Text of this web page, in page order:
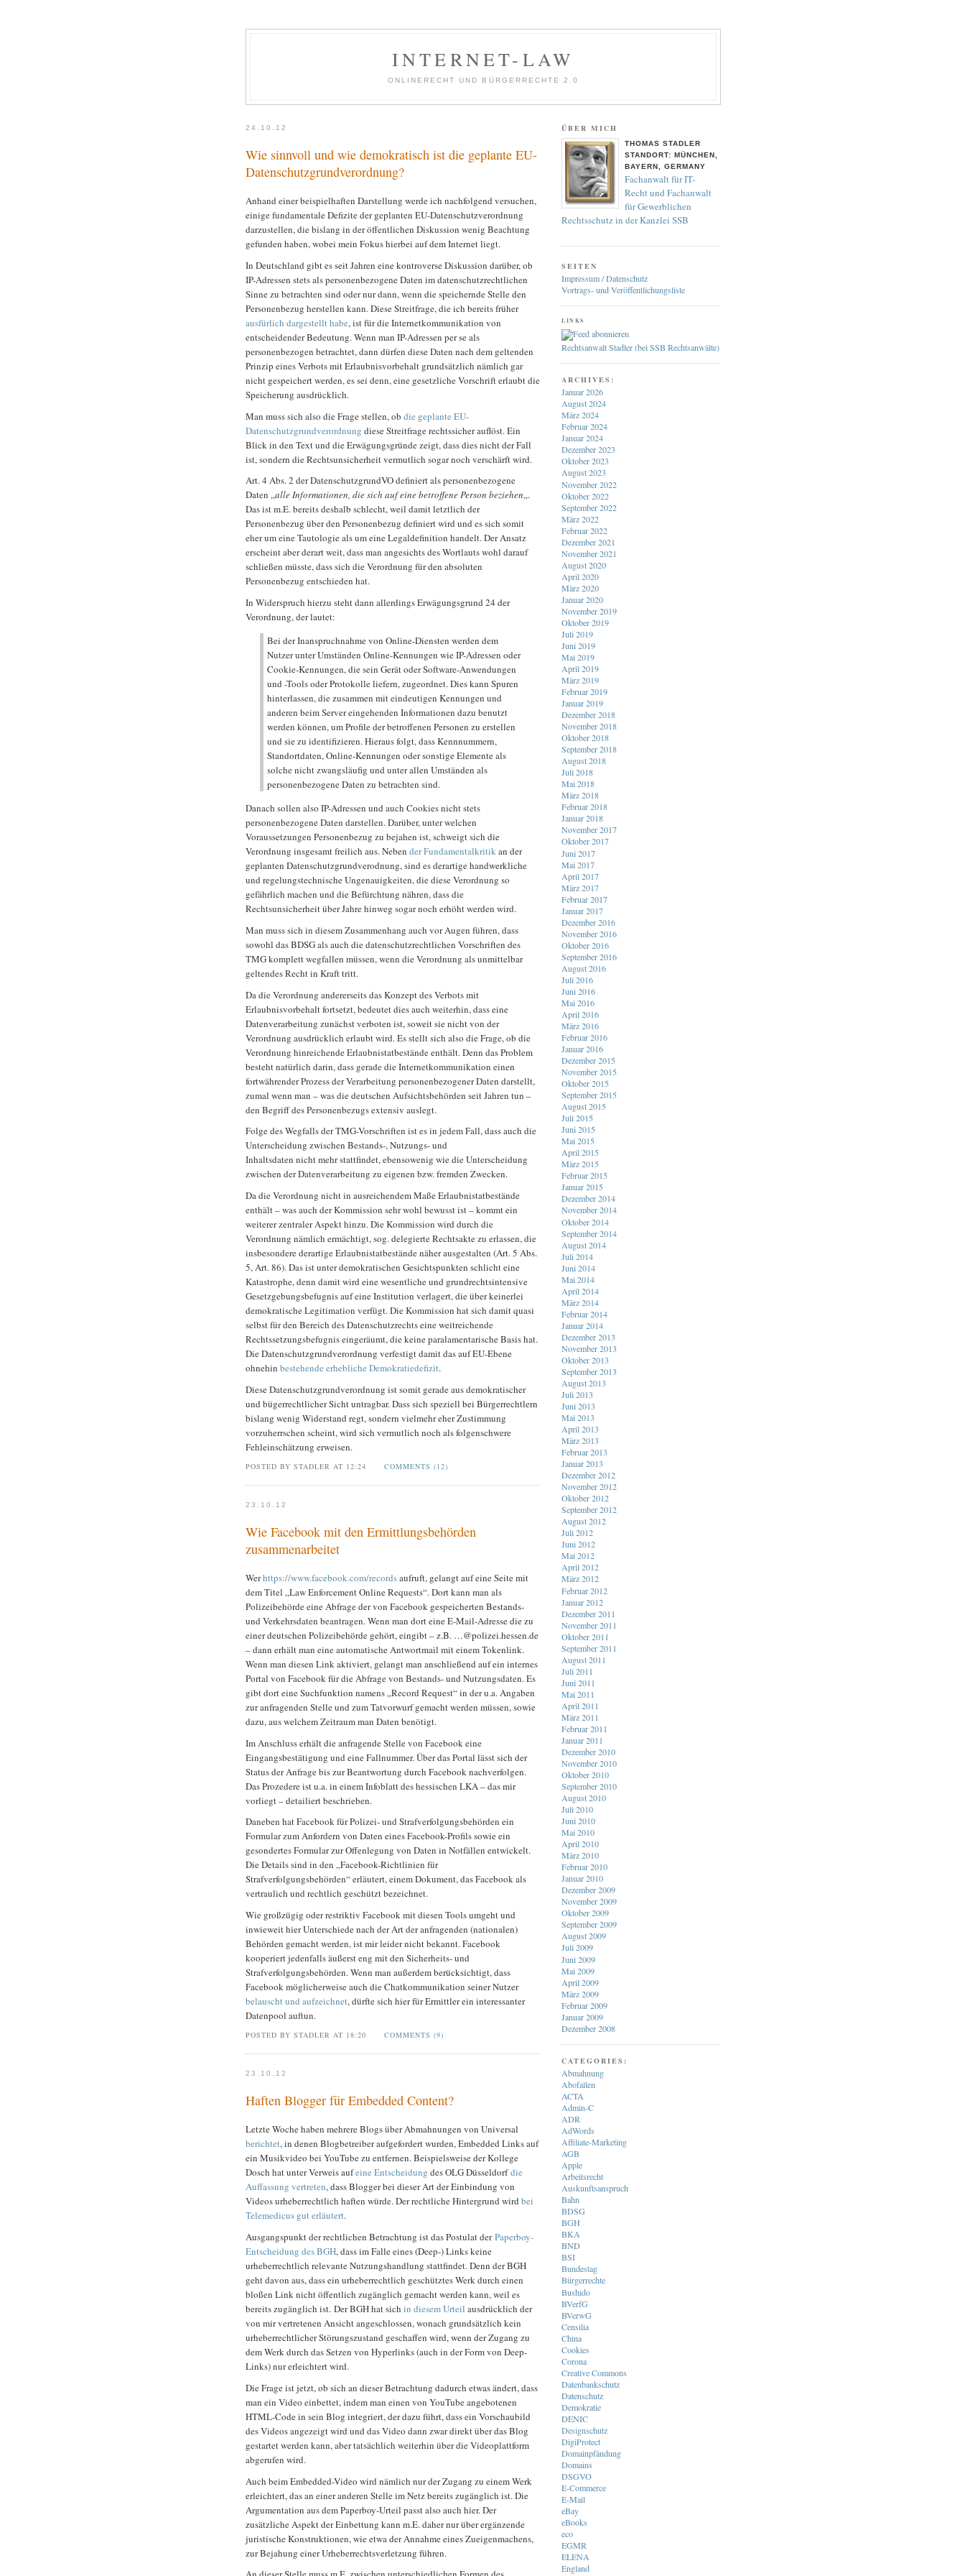
INTERNET-LAW
ONLINERECHT UND BÜRGERRECHTE 2.0
24.10.12
Wie sinnvoll und wie demokratisch ist die geplante EU-
Datenschutzgrundverordnung?
Anhand einer beispielhaften Darstellung werde ich nachfolgend versuchen,
einige fundamentale Defizite der geplanten EU-Datenschutzverordnung
darzustellen, die bislang in der öffentlichen Diskussion wenig Beachtung
gefunden haben, wobei mein Fokus hierbei auf dem Internet liegt.
In Deutschland gibt es seit Jahren eine kontroverse Diskussion darüber, ob
IP-Adressen stets als personenbezogene Daten im datenschutzrechtlichen
Sinne zu betrachten sind oder nur dann, wenn die speichernde Stelle den
Personenbezug herstellen kann. Diese Streitfrage, die ich bereits früher
ausfürlich dargestellt habe, ist für die Internetkommunikation von
entscheidender Bedeutung. Wenn man IP-Adressen per se als
personenbezogen betrachtet, dann dürfen diese Daten nach dem geltenden
Prinzip eines Verbots mit Erlaubnisvorbehalt grundsätzlich nämlich gar
nicht gespeichert werden, es sei denn, eine gesetzliche Vorschrift erlaubt die
Speicherung ausdrücklich.
Man muss sich also die Frage stellen, ob die geplante EU-
Datenschutzgrundverordnung diese Streitfrage rechtssicher auflöst. Ein
Blick in den Text und die Erwägungsgründe zeigt, dass dies nicht der Fall
ist, sondern die Rechtsunsicherheit vermutlich sogar noch verschärft wird.
Art. 4 Abs. 2 der DatenschutzgrundVO definiert als personenbezogene
Daten „alle Informationen, die sich auf eine betroffene Person beziehen„.
Das ist m.E. bereits deshalb schlecht, weil damit letztlich der
Personenbezug über den Personenbezug definiert wird und es sich somit
eher um eine Tautologie als um eine Legaldefinition handelt. Der Ansatz
erscheint aber derart weit, dass man angesichts des Wortlauts wohl darauf
schließen müsste, dass sich die Verordnung für den absoluten
Personenbezug entschieden hat.
In Widerspruch hierzu steht dann allerdings Erwägungsgrund 24 der
Verordnung, der lautet:
Bei der Inanspruchnahme von Online-Diensten werden dem
Nutzer unter Umständen Online-Kennungen wie IP-Adressen oder
Cookie-Kennungen, die sein Gerät oder Software-Anwendungen
und -Tools oder Protokolle liefern, zugeordnet. Dies kann Spuren
hinterlassen, die zusammen mit eindeutigen Kennungen und
anderen beim Server eingehenden Informationen dazu benutzt
werden können, um Profile der betroffenen Personen zu erstellen
und sie zu identifizieren. Hieraus folgt, dass Kennnummern,
Standortdaten, Online-Kennungen oder sonstige Elemente als
solche nicht zwangsläufig und unter allen Umständen als
personenbezogene Daten zu betrachten sind.
Danach sollen also IP-Adressen und auch Cookies nicht stets
personenbezogene Daten darstellen. Darüber, unter welchen
Voraussetzungen Personenbezug zu bejahen ist, schweigt sich die
Verordnung insgesamt freilich aus. Neben der Fundamentalkritikan der
geplanten Datenschutzgrundverodnung, sind es derartige handwerkliche
und regelungstechnische Ungenauigkeiten, die diese Verordnung so
gefährlich machen und die Befürchtung nähren, dass die
Rechtsunsicherheit über Jahre hinweg sogar noch erhöht werden wird.
Man muss sich in diesem Zusammenhang auch vor Augen führen, dass
sowohl das BDSG als auch die datenschutzrechtlichen Vorschriften des
TMG komplett wegfallen müssen, wenn die Verordnung als unmittelbar
geltendes Recht in Kraft tritt.
Da die Verordnung andererseits das Konzept des Verbots mit
Erlaubnisvorbehalt fortsetzt, bedeutet dies auch weiterhin, dass eine
Datenverarbeitung zunächst verboten ist, soweit sie nicht von der
Verordnung ausdrücklich erlaubt wird. Es stellt sich also die Frage, ob die
Verordnung hinreichende Erlaubnistatbestände enthält. Denn das Problem
besteht natürlich darin, dass gerade die Internetkommunikation einen
fortwährender Prozess der Verarbeitung personenbezogener Daten darstellt,
zumal wenn man – was die deutschen Aufsichtsbehörden seit Jahren tun –
den Begriff des Personenbezugs extensiv auslegt.
Folge des Wegfalls der TMG-Vorschriften ist es in jedem Fall, dass auch die
Unterscheidung zwischen Bestands-, Nutzungs- und
Inhaltsdaten nicht mehr stattfindet, ebensowenig wie die Unterscheidung
zwischen der Datenverarbeitung zu eigenen bzw. fremden Zwecken.
Da die Verordnung nicht in ausreichendem Maße Erlaubnistatbestände
enthält – was auch der Kommission sehr wohl bewusst ist – kommt ein
weiterer zentraler Aspekt hinzu. Die Kommission wird durch die
Verordnung nämlich ermächtigt, sog. delegierte Rechtsakte zu erlassen, die
insbesondere derartige Erlaubnistatbestände näher ausgestalten (Art. 5 Abs.
5, Art. 86). Das ist unter demokratischen Gesichtspunkten schlicht eine
Katastrophe, denn damit wird eine wesentliche und grundrechtsintensive
Gesetzgebungsbefugnis auf eine Institution verlagert, die über keinerlei
demokratische Legitimation verfügt. Die Kommission hat sich damit quasi
selbst für den Bereich des Datenschutzrechts eine weitreichende
Rechtssetzungsbefugnis eingeräumt, die keine paralamentarische Basis hat.
Die Datenschutzgrundverordnung verfestigt damit das auf EU-Ebene
ohnehin bestehende erhebliche Demokratiedefizit.
Diese Datenschutzgrundverordnung ist somit gerade aus demokratischer
und bügerrechtlicher Sicht untragbar. Dass sich speziell bei Bürgerrechtlern
bislang wenig Widerstand regt, sondern vielmehr eher Zustimmung
vorzuherrschen scheint, wird sich vermutlich noch als folgenschwere
Fehleinschätzung erweisen.
POSTED BY STADLER AT 12:24 COMMENTS (12)
23.10.12
Wie Facebook mit den Ermittlungsbehörden
zusammenarbeitet
Werhttps://www.facebook.com/recordsaufruft, gelangt auf eine Seite mit
dem Titel „Law Enforcement Online Requests“. Dort kann man als
Polizeibehörde eine Abfrage der von Facebook gespeicherten Bestands-
und Verkehrsdaten beantragen. Wenn man dort eine E-Mail-Adresse die zu
einer deutschen Polizeibehörde gehört, eingibt – z.B. …@polizei.hessen.de
– dann erhält man eine automatische Antwortmail mit einem Tokenlink.
Wenn man diesen Link aktiviert, gelangt man anschließend auf ein internes
Portal von Facebook für die Abfrage von Bestands- und Nutzungsdaten. Es
gibt dort eine Suchfunktion namens „Record Request“ in der u.a. Angaben
zur anfragenden Stelle und zum Tatvorwurf gemacht werden müssen, sowie
dazu, aus welchem Zeitraum man Daten benötigt.
Im Anschluss erhält die anfragende Stelle von Facebook eine
Eingangsbestätigung und eine Fallnummer. Über das Portal lässt sich der
Status der Anfrage bis zur Beantwortung durch Facebook nachverfolgen.
Das Prozedere ist u.a. in einem Infoblatt des hessischen LKA – das mir
vorliegt – detailiert beschrieben.
Daneben hat Facebook für Polizei- und Strafverfolgungsbehörden ein
Formular zum Anfordern von Daten eines Facebook-Profils sowie ein
gesondertes Formular zur Offenlegung von Daten in Notfällen entwickelt.
Die Details sind in den „Facebook-Richtlinien für
Strafverfolgungsbehörden“ erläutert, einem Dokument, das Facebook als
vertraulich und rechtlich geschützt bezeichnet.
Wie großzügig oder restriktiv Facebook mit diesen Tools umgeht und
inwieweit hier Unterschiede nach der Art der anfragenden (nationalen)
Behörden gemacht werden, ist mir leider nicht bekannt. Facebook
kooperiert jedenfalls äußerst eng mit den Sicherheits- und
Strafverfolgungsbehörden. Wenn man außerdem berücksichtigt, dass
Facebook möglicherweise auch die Chatkommunikation seiner Nutzer
belauscht und aufzeichnet, dürfte sich hier für Ermittler ein interessanter
Datenpool auftun.
POSTED BY STADLER AT 18:20 COMMENTS (9)
23.10.12
Haften Blogger für Embedded Content?
Letzte Woche haben mehrere Blogs über Abmahnungen von Universal
berichtet, in denen Blogbetreiber aufgefordert wurden, Embedded Links auf
ein Musikvideo bei YouTube zu entfernen. Beispielsweise der Kollege
Dosch hat unter Verweis aufeine Entscheidung des OLG Düsseldorfdie
Auffassung vertreten, dass Blogger bei dieser Art der Einbindung von
Videos urheberrechtlich haften würde. Der rechtliche Hintergrund wird bei
Telemedicus gut erläutert.
Ausgangspunkt der rechtlichen Betrachtung ist das Postulat derPaperboy-
Entscheidung des BGH, dass im Falle eines (Deep-) Links keine
urheberrechtlich relevante Nutzungshandlung stattfindet. Denn der BGH
geht davon aus, dass ein urheberrechtlich geschütztes Werk durch einen
bloßen Link nicht öffentlich zugänglich gemacht werden kann, weil es
bereits zugänglich ist. Der BGH hat sich in diesem Urteil ausdrücklich der
von mir vertretenen Ansicht angeschlossen, wonach grundsätzlich kein
urheberrechtlicher Störungszustand geschaffen wird, wenn der Zugang zu
dem Werk durch das Setzen von Hyperlinks (auch in der Form von Deep-
Links) nur erleichtert wird.
Die Frage ist jetzt, ob sich an dieser Betrachtung dadurch etwas ändert, dass
man ein Video einbettet, indem man einen von YouTube angebotenen
HTML-Code in sein Blog integriert, der dazu führt, dass ein Vorschaubild
des Videos angezeigt wird und das Video dann zwar direkt über das Blog
gestartet werden kann, aber tatsächlich weiterhin über die Videoplattform
abgerufen wird.
Auch beim Embedded-Video wird nämlich nur der Zugang zu einem Werk
erleichtert, das an einer anderen Stelle im Netz bereits zugänglich ist. Die
Argumentation aus dem Paperboy-Urteil passt also auch hier. Der
zusätzliche Aspekt der Einbettung kann m.E. daher nur über ergänzende
juristische Konstruktionen, wie etwa der Annahme eines Zueigenmachens,
zur Bejahung einer Urheberrechtsverletzung führen.
ÜBER MICH
THOMAS STADLER
STANDORT: MÜNCHEN,
BAYERN, GERMANY
Fachanwalt für IT-
Recht und Fachanwalt
für Gewerblichen
Rechtsschutz in der Kanzlei SSB
SEITEN
Impressum / Datenschutz
Vortrags- und Veröffentlichungsliste
LINKS
Rechtsanwalt Stadler (bei SSB Rechtsanwälte)
ARCHIVES:
Januar 2026
August 2024
März 2024
Februar 2024
Januar 2024
Dezember 2023
Oktober 2023
August 2023
November 2022
Oktober 2022
September 2022
März 2022
Februar 2022
Dezember 2021
November 2021
August 2020
April 2020
März 2020
Januar 2020
November 2019
Oktober 2019
Juli 2019
Juni 2019
Mai 2019
April 2019
März 2019
Februar 2019
Januar 2019
Dezember 2018
November 2018
Oktober 2018
September 2018
August 2018
Juli 2018
Mai 2018
März 2018
Februar 2018
Januar 2018
November 2017
Oktober 2017
Juni 2017
Mai 2017
April 2017
März 2017
Februar 2017
Januar 2017
Dezember 2016
November 2016
Oktober 2016
September 2016
August 2016
Juli 2016
Juni 2016
Mai 2016
April 2016
März 2016
Februar 2016
Januar 2016
Dezember 2015
November 2015
Oktober 2015
September 2015
August 2015
Juli 2015
Juni 2015
Mai 2015
April 2015
März 2015
Februar 2015
Januar 2015
Dezember 2014
November 2014
Oktober 2014
September 2014
August 2014
Juli 2014
Juni 2014
Mai 2014
April 2014
März 2014
Februar 2014
Januar 2014
Dezember 2013
November 2013
Oktober 2013
September 2013
August 2013
Juli 2013
Juni 2013
Mai 2013
April 2013
März 2013
Februar 2013
Januar 2013
Dezember 2012
November 2012
Oktober 2012
September 2012
August 2012
Juli 2012
Juni 2012
Mai 2012
April 2012
März 2012
Februar 2012
Januar 2012
Dezember 2011
November 2011
Oktober 2011
September 2011
August 2011
Juli 2011
Juni 2011
Mai 2011
April 2011
März 2011
Februar 2011
Januar 2011
Dezember 2010
November 2010
Oktober 2010
September 2010
August 2010
Juli 2010
Juni 2010
Mai 2010
April 2010
März 2010
Februar 2010
Januar 2010
Dezember 2009
November 2009
Oktober 2009
September 2009
August 2009
Juli 2009
Juni 2009
Mai 2009
April 2009
März 2009
Februar 2009
Januar 2009
Dezember 2008
CATEGORIES:
Abmahnung
Abofallen
ACTA
Admin-C
ADR
AdWords
Affiliate-Marketing
AGB
Apple
Arbeitsrecht
Auskunftsanspruch
Bahn
BDSG
BGH
BKA
BND
BSI
Bundestag
Bürgerrechte
Bushido
BVerfG
BVerwG
Censilia
China
Cookies
Corona
Creative Commons
Datenbankschutz
Datenschutz
Demokratie
DENIC
Designschutz
DigiProtect
Domainpfändung
Domains
DSGVO
E-Commerce
E-Mail
eBay
eBooks
eco
EGMR
ELENA
England